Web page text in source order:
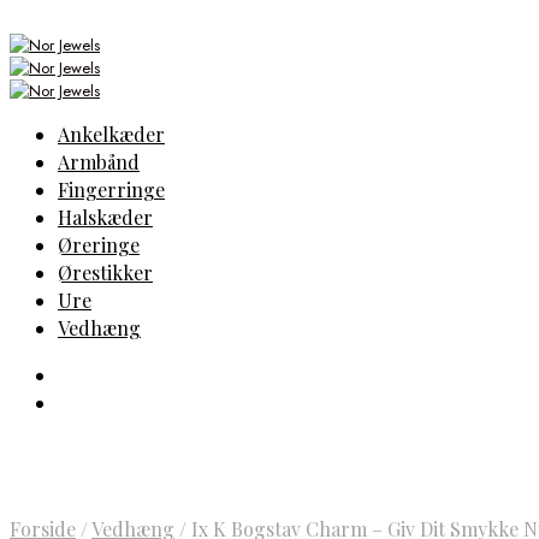
Ankelkæder
Armbånd
Fingerringe
Halskæder
Øreringe
Ørestikker
Ure
Vedhæng
Forside /Vedhæng / Ix K Bogstav Charm – Giv Dit Smykke